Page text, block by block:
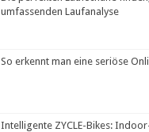
umfassenden Laufanalyse
So erkennt man eine seriöse
Intelligente ZYCLE-Bikes: